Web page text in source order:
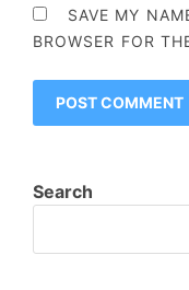
SAVE MY
BROWSER FOR
Search